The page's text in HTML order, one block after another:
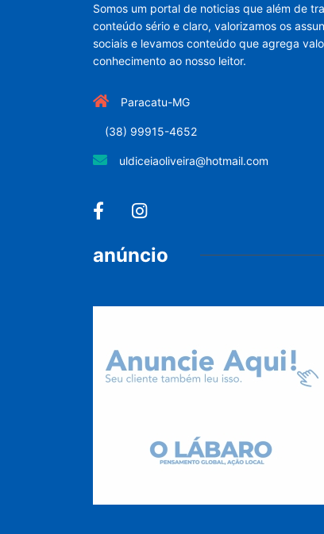
Somos um portal de noticias que além de
conteúdo sério e claro, valorizamos os
sociais e levamos conteúdo que agrega
conhecimento ao nosso leitor.
Paracatu-MG
(38) 99915-4652
uldiceiaoliveira@hotmail.com
anúncio